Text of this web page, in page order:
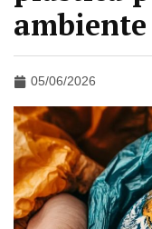
ambiente
05/06/2026